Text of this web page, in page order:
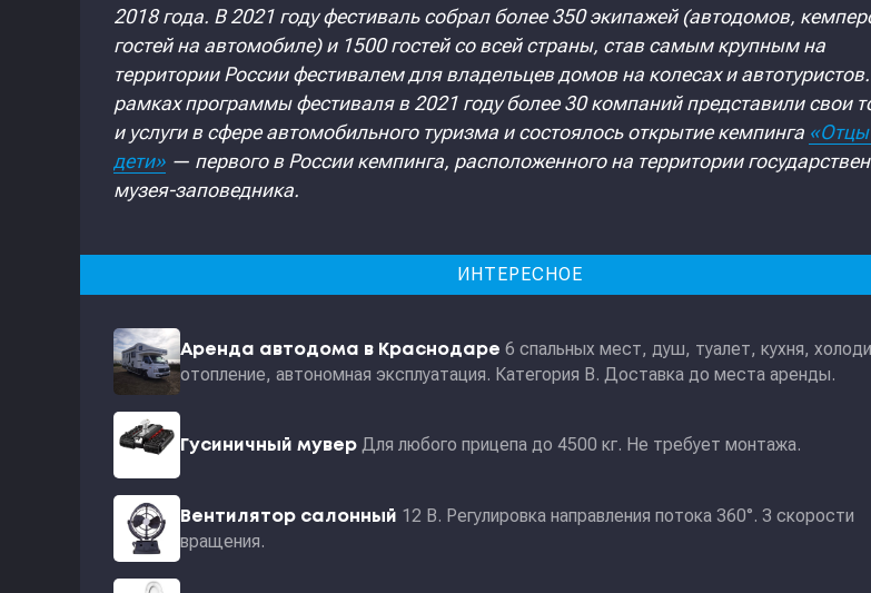
2018 года. В 2021 году фестиваль собрал более 350 экипажей (автодомов,
гостей на автомобиле) и 1500 гостей со всей страны, став самым крупным на
территории России фестивалем для владельцев домов на колесах и
рамках программы фестиваля в 2021 году более 30 компаний представили свои
и услуги в сфере автомобильного туризма и состоялось открытие кемпинга
дети» — первого в России кемпинга, расположенного на территории
музея-заповедника.
ИНТЕРЕСНОЕ
Аренда автодома в Краснодаре 6 спальных мест, душ, туалет, кухня,
отопление, автономная эксплуатация. Категория В. Доставка до места аренды.
Гусиничный мувер Для любого прицепа до 4500 кг. Не требует монтажа.
Вентилятор салонный 12 В. Регулировка направления потока 360°. 3 скорости
вращения.